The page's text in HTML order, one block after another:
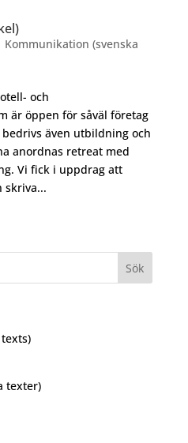
Kommunikation (svenska
och
är öppen för såväl företag
även utbildning och
anordnas retreat med
Vi fick i uppdrag att
skriva...
texter)